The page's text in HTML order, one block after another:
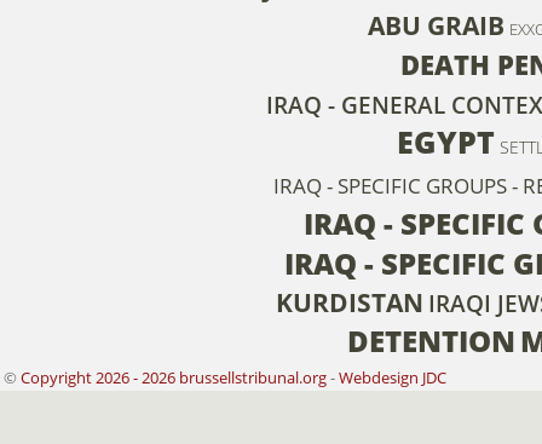
ABU GRAIB
DEATH
IRAQ - GENERAL
EGYPT
IRAQ - SPECIFIC GROUPS -
IRAQ - SPECIFIC
IRAQ - SPECIFIC
KURDISTAN IRAQI
DETENTION
© Copyright 2026 - 2026 brussellstribunal.org-Webdesign JDC